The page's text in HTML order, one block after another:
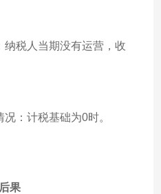
纳税人当期没有运营，收
：计税基础为0时。
果